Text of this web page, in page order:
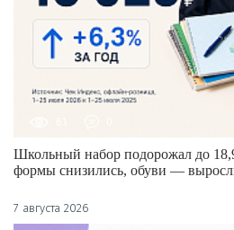
Школьный набор подорожал до
формы снизились, обуви —
7 августа 2026